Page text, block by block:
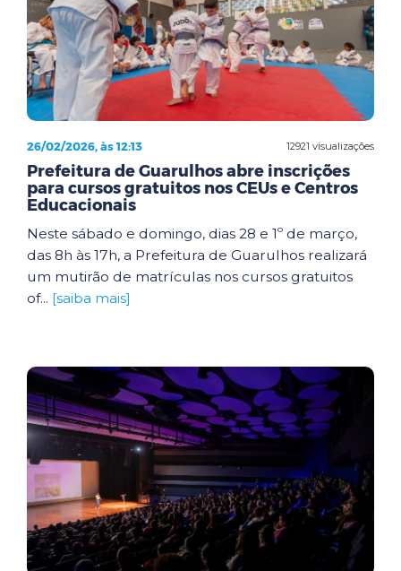
12921 visualizações
26/02/2026, às 12:13
Prefeitura de Guarulhos abre inscrições
para cursos gratuitos nos CEUs e Centros
Educacionais
Neste sábado e domingo, dias 28 e 1º de março,
das 8h às 17h, a Prefeitura de Guarulhos realizará
um mutirão de matrículas nos cursos gratuitos
of... [saiba mais]